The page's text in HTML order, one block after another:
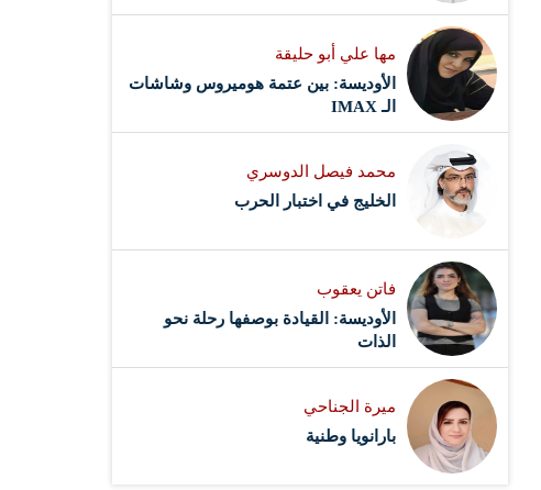
مها علي أبو حليقة
الأوديسة: بين عتمة هوميروس وشاشات
الـ IMAX
محمد فيصل الدوسري ​
‏الخليج في اختبار الحرب
فاتن يعقوب
الأوديسة: القيادة بوصفها رحلة نحو
الذات
ميرة الجناحي
بارانويا وطنية